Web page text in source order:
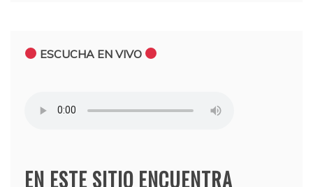
ESCUCHA EN VIVO
EN ESTE SITIO ENCUENTRA